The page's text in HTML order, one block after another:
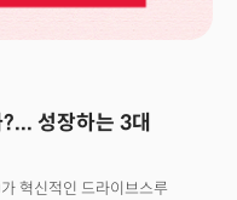
성장하는 3대
혁신적인 드라이브스루